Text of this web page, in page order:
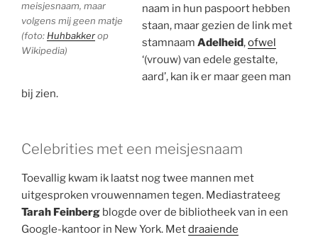
meisjesnaam, maar
volgens mij geen matje
(foto: Huhbakkerop
Wikipedia)
naam in hun paspoort hebben
staan, maar gezien de link met
stamnaam Adelheid,ofwel
‘(vrouw) van edele gestalte,
aard’, kan ik er maar geen man
bij zien.
Celebrities met een meisjesnaam
Toevallig kwam ik laatst nog twee mannen met
uitgesproken vrouwennamen tegen. Mediastrateeg
Tarah Feinberg blogde over de bibliotheek van in een
Google-kantoor in New York. Metdraaiende